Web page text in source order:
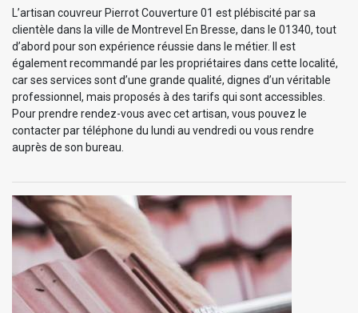
L’artisan couvreur Pierrot Couverture 01 est plébiscité par sa
clientèle dans la ville de Montrevel En Bresse, dans le 01340, tout
d’abord pour son expérience réussie dans le métier. Il est
également recommandé par les propriétaires dans cette localité,
car ses services sont d’une grande qualité, dignes d’un véritable
professionnel, mais proposés à des tarifs qui sont accessibles.
Pour prendre rendez-vous avec cet artisan, vous pouvez le
contacter par téléphone du lundi au vendredi ou vous rendre
auprès de son bureau.